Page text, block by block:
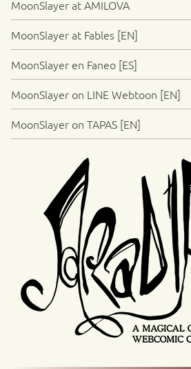
MoonSlayer at AMILOVA
MoonSlayer at Fables [EN]
MoonSlayer en Faneo [ES]
MoonSlayer on LINE Webtoon [EN]
MoonSlayer on TAPAS [EN]